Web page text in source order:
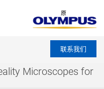
原
联系我们
Microscopes for